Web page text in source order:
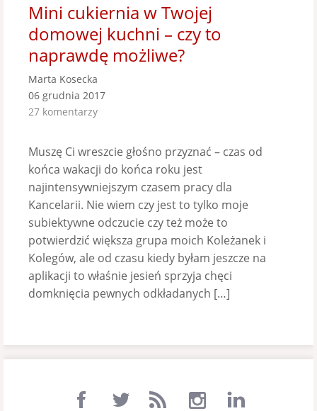
Mini cukiernia w Twojej
domowej kuchni – czy to
naprawdę możliwe?
Marta Kosecka
06 grudnia 2017
27 komentarzy
Muszę Ci wreszcie głośno przyznać – czas od
końca wakacji do końca roku jest
najintensywniejszym czasem pracy dla
Kancelarii. Nie wiem czy jest to tylko moje
subiektywne odczucie czy też może to
potwierdzić większa grupa moich Koleżanek i
Kolegów, ale od czasu kiedy byłam jeszcze na
aplikacji to właśnie jesień sprzyja chęci
domknięcia pewnych odkładanych […]